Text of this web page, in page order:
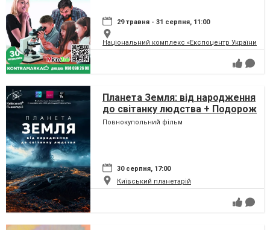
29 травня - 31 серпня, 11:00
Національний комплекс «Експоцентр України»
Планета Земля: від народження
до світанку людства + Подорож
сузір'ями (класична програма)
Повнокупольний фільм
30 серпня, 17:00
Київський планетарій